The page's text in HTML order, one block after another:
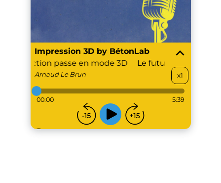
Impression 3D by BétonLab
passe en mode 3D
Le futur de la
Arnaud Le Brun x1
00:00 5:39
...